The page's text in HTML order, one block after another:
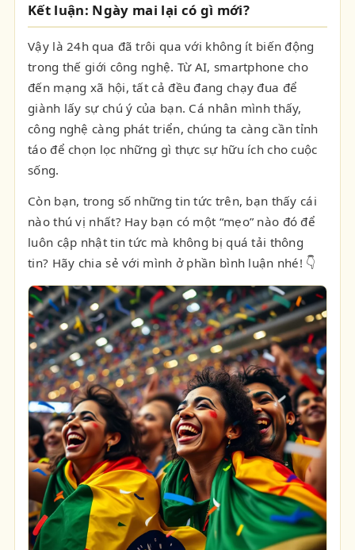
Kết luận: Ngày mai lại có gì mới?
Vậy là 24h qua đã trôi qua với không ít biến động
trong thế giới công nghệ. Từ AI, smartphone cho
đến mạng xã hội, tất cả đều đang chạy đua để
giành lấy sự chú ý của bạn. Cá nhân mình thấy,
công nghệ càng phát triển, chúng ta càng cần tỉnh
táo để chọn lọc những gì thực sự hữu ích cho cuộc
sống.
Còn bạn, trong số những tin tức trên, bạn thấy cái
nào thú vị nhất? Hay bạn có một “mẹo” nào đó để
luôn cập nhật tin tức mà không bị quá tải thông
tin? Hãy chia sẻ với mình ở phần bình luận nhé! 👇